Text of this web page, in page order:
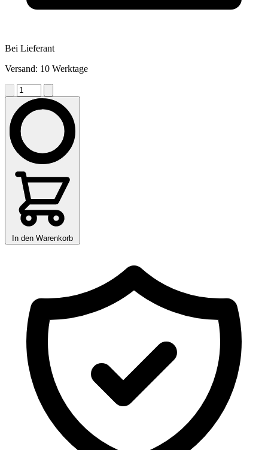
Bei Lieferant
Versand: 10 Werktage
In den Warenkorb